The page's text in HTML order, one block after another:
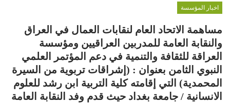
اخبار المؤسسة
مساهمة الاتحاد العام لنقابات العمال في العراق
والنقابة العامة للمدربين العراقيين ومؤسسة
العراقة للثقافة والتنمية في دعم المؤتمر العلمي
النبوي الثامن بعنوان : (إشراقات تربوية من السيرة
المحمدية) التي إقامته كلية التربية ابن رشد للعلوم
الانسانية / جامعة بغداد حيث قدم وفد النقابة العامة